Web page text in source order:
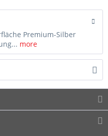
Premium-Silber
more